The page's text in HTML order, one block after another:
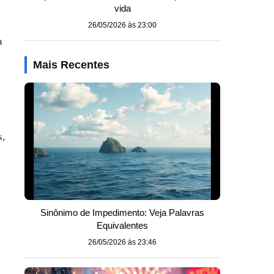
vida
26/05/2026 às 23:00
Mais Recentes
Sinônimo de Impedimento: Veja Palavras
Equivalentes
26/05/2026 às 23:46